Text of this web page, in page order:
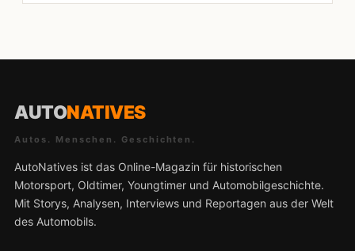
AUTONATIVES
Autos. Menschen. Geschichten.
AutoNatives ist das Online-Magazin für historischen
Motorsport, Oldtimer, Youngtimer und Automobilgeschichte.
Mit Storys, Analysen, Interviews und Reportagen aus der Welt
des Automobils.